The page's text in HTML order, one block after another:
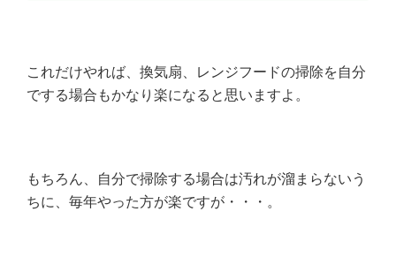
これだけやれば、換気扇、レンジフードの掃除を自分
でする場合もかなり楽になると思いますよ。
もちろん、自分で掃除する場合は汚れが溜まらないう
ちに、毎年やった方が楽ですが・・・。